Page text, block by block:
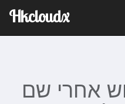
Hkcloudx
אחרי שם